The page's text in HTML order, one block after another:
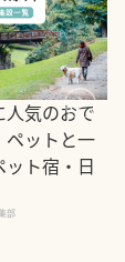
人気のおで
ペットと一
ト宿・日
部